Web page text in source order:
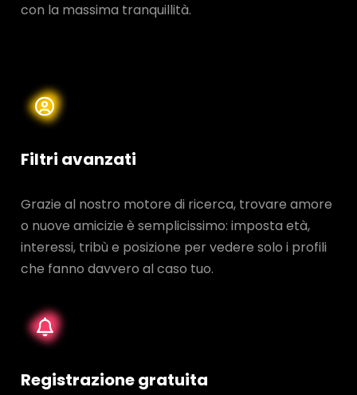
con la massima tranquillità.
Filtri avanzati
Grazie al nostro motore di ricerca, trovare amore
o nuove amicizie è semplicissimo: imposta età,
interessi, tribù e posizione per vedere solo i profili
che fanno davvero al caso tuo.
Registrazione gratuita